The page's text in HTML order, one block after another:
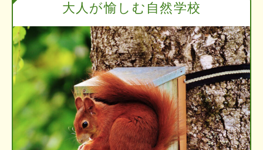
大人が愉しむ自然学校